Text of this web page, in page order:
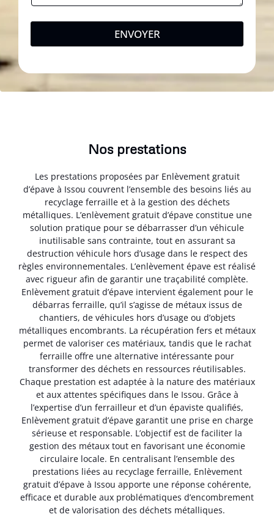
ENVOYER
Nos prestations
Les prestations proposées par Enlèvement gratuit
d’épave à Issou couvrent l’ensemble des besoins liés au
recyclage ferraille et à la gestion des déchets
métalliques. L’enlèvement gratuit d’épave constitue une
solution pratique pour se débarrasser d’un véhicule
inutilisable sans contrainte, tout en assurant sa
destruction véhicule hors d’usage dans le respect des
règles environnementales. L’enlèvement épave est réalisé
avec rigueur afin de garantir une traçabilité complète.
Enlèvement gratuit d’épave intervient également pour le
débarras ferraille, qu’il s’agisse de métaux issus de
chantiers, de véhicules hors d’usage ou d’objets
métalliques encombrants. La récupération fers et métaux
permet de valoriser ces matériaux, tandis que le rachat
ferraille offre une alternative intéressante pour
transformer des déchets en ressources réutilisables.
Chaque prestation est adaptée à la nature des matériaux
et aux attentes spécifiques dans le Issou. Grâce à
l’expertise d’un ferrailleur et d’un épaviste qualifiés,
Enlèvement gratuit d’épave garantit une prise en charge
sérieuse et responsable. L’objectif est de faciliter la
gestion des métaux tout en favorisant une économie
circulaire locale. En centralisant l’ensemble des
prestations liées au recyclage ferraille, Enlèvement
gratuit d’épave à Issou apporte une réponse cohérente,
efficace et durable aux problématiques d’encombrement
et de valorisation des déchets métalliques.